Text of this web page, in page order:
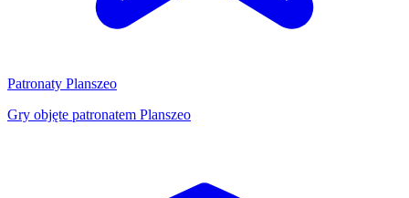
Patronaty Planszeo
Gry objęte patronatem Planszeo